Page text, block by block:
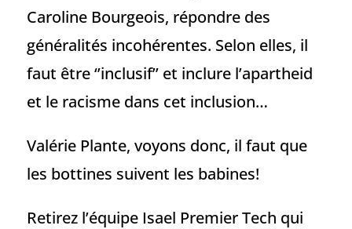
Caroline Bourgeois, répondre des
généralités incohérentes. Selon elles, il
faut être ‘’inclusif’’ et inclure l’apartheid
et le racisme dans cet inclusion…
Valérie Plante, voyons donc, il faut que
les bottines suivent les babines!
Retirez l’équipe Isael Premier Tech qui